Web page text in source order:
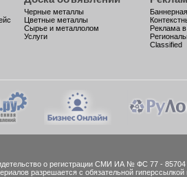
Черные металлы
Цветные металлы
Сырье и металлолом
Услуги
Реклама
Classified
о регистрации СМИ ИА № ФС 77 - 85704
разрешается с обязательной гиперссылкой